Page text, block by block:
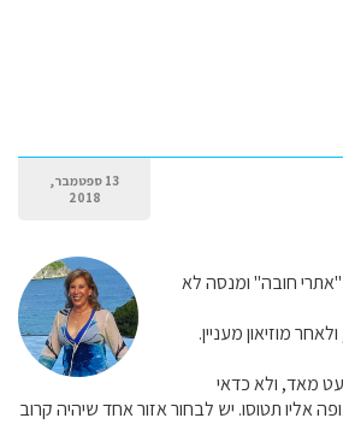
13 ספטמבר,
2018
חובה" ומנסה לא
מוזיאון מעניין.
מאד, ולא כדאי
אליו תטוסו. יש לבחור אזור אחד שיהיה קרוב